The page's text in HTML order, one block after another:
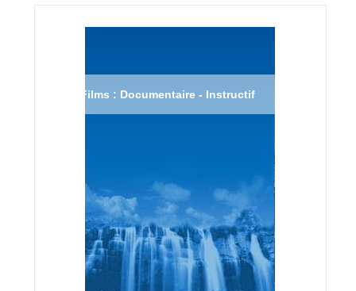
Films : Documentaire - Instructif